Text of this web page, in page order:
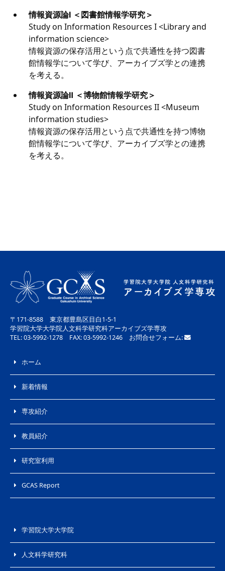
情報資源論Ⅰ ＜図書館情報学研究＞
Study on Information Resources I <Library and
information science>
情報資源の保存活用という点で共通性を持つ図書
館情報学について学び、アーカイブズ学との連携
を考える。
情報資源論Ⅱ ＜博物館情報学研究＞
Study on Information Resources II <Museum
information studies>
情報資源の保存活用という点で共通性を持つ博物
館情報学について学び、アーカイブズ学との連携
を考える。
〒171-8588 東京都豊島区目白1-5-1
学習院大学大学院人文科学研究科アーカイブズ学専攻
TEL: 03-5992-1278 FAX: 03-5992-1246 お問合せフォーム:
ホーム
新着情報
専攻紹介
教員紹介
研究室利用
GCAS Report
学習院大学大学院
人文科学研究科